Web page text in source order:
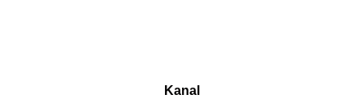
Kanal